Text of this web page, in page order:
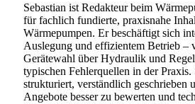
Sebastian ist Redakteur beim
für fachlich fundierte, praxisnahe
Wärmepumpen. Er beschäftigt sich
Auslegung und effizientem Betrieb –
Gerätewahl über Hydraulik und
typischen Fehlerquellen in der
strukturiert, verständlich geschrieben
Angebote besser zu bewerten und